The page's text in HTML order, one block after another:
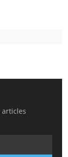
articles